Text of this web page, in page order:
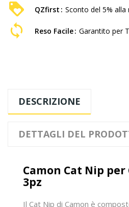
QZfirst
Sconto del 5% alla
Reso Facile Garantito per
DESCRIZIONE
DETTAGLI DEL
Camon Cat Nip
3pz
Il Cat Nip di Camon è